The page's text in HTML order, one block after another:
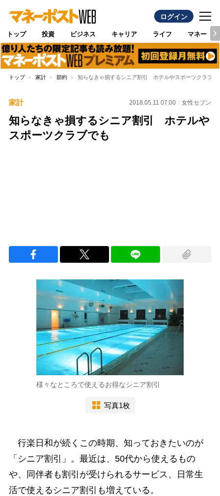
ログイン
トップ 投資 ビジネス キャリア ライフ マネー
トップ 家計 節約 知らなきゃ損するシニア割引 ホテルやスポーツクラブで
家計 2018.05.11 07:00 女性セブン
知らなきゃ損するシニア割引 ホテルや
スポーツクラブでも
様々なところで使えるお得なシニア割引
写真1枚
行楽日和が続くこの時期、知っておきたいのが
「シニア割引」。最近は、50代から使えるもの
や、同伴者も割引が受けられるサービス、日常生
活で使えるシニア割引も増えている。